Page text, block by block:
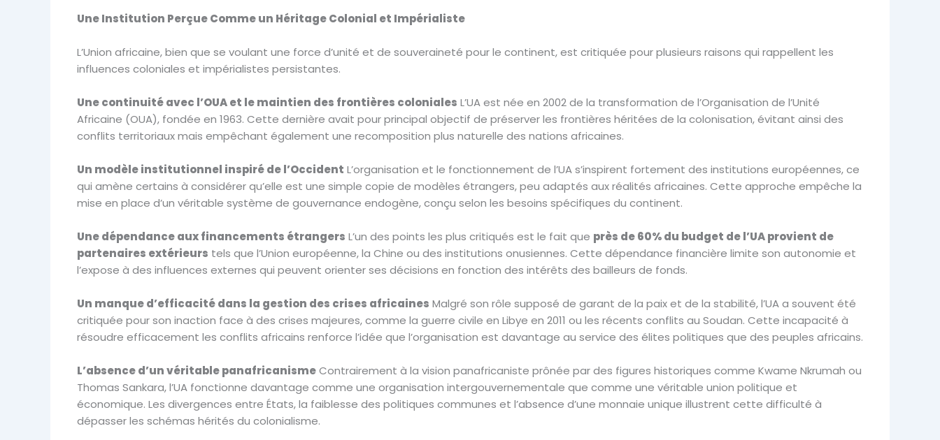
Une Institution Perçue Comme un Héritage Colonial et Impérialiste
L’Union africaine, bien que se voulant une force d’unité et de souveraineté pour le continent, est critiquée pour plusieurs raisons qui rappellent les
influences coloniales et impérialistes persistantes.
Une continuité avec l’OUA et le maintien des frontières coloniales L’UA est née en 2002 de la transformation de l’Organisation de l’Unité
Africaine (OUA), fondée en 1963. Cette dernière avait pour principal objectif de préserver les frontières héritées de la colonisation, évitant ainsi des
conflits territoriaux mais empêchant également une recomposition plus naturelle des nations africaines.
Un modèle institutionnel inspiré de l’Occident L’organisation et le fonctionnement de l’UA s’inspirent fortement des institutions européennes, ce
qui amène certains à considérer qu’elle est une simple copie de modèles étrangers, peu adaptés aux réalités africaines. Cette approche empêche la
mise en place d’un véritable système de gouvernance endogène, conçu selon les besoins spécifiques du continent.
Une dépendance aux financements étrangers L’un des points les plus critiqués est le fait que près de 60% du budget de l’UA provient de
partenaires extérieurs tels que l’Union européenne, la Chine ou des institutions onusiennes. Cette dépendance financière limite son autonomie et
l’expose à des influences externes qui peuvent orienter ses décisions en fonction des intérêts des bailleurs de fonds.
Un manque d’efficacité dans la gestion des crises africaines Malgré son rôle supposé de garant de la paix et de la stabilité, l’UA a souvent été
critiquée pour son inaction face à des crises majeures, comme la guerre civile en Libye en 2011 ou les récents conflits au Soudan. Cette incapacité à
résoudre efficacement les conflits africains renforce l’idée que l’organisation est davantage au service des élites politiques que des peuples africains.
L’absence d’un véritable panafricanismeContrairement à la vision panafricaniste prônée par des figures historiques comme Kwame Nkrumah ou
Thomas Sankara, l’UA fonctionne davantage comme une organisation intergouvernementale que comme une véritable union politique et
économique. Les divergences entre États, la faiblesse des politiques communes et l’absence d’une monnaie unique illustrent cette difficulté à
dépasser les schémas hérités du colonialisme.